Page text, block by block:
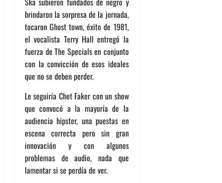
brindaron la sorpresa de la jornada,
tocaron Ghost town, éxito de 1981,
el vocalista Terry Hall entregó la
fuerza de The Specials en conjunto
con la convicción de esos ideales
que no se deben perder.
Le seguiría Chet Faker con un show
que convocó a la mayoría de la
audiencia hipster, una puestas en
escena correcta pero sin gran
innovación y con algunos
problemas de audio, nada que
lamentar si se perdía de ver.